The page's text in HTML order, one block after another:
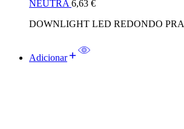
NEUTRA 6,63 €
DOWNLIGHT LED REDONDO PRA
Adicionar